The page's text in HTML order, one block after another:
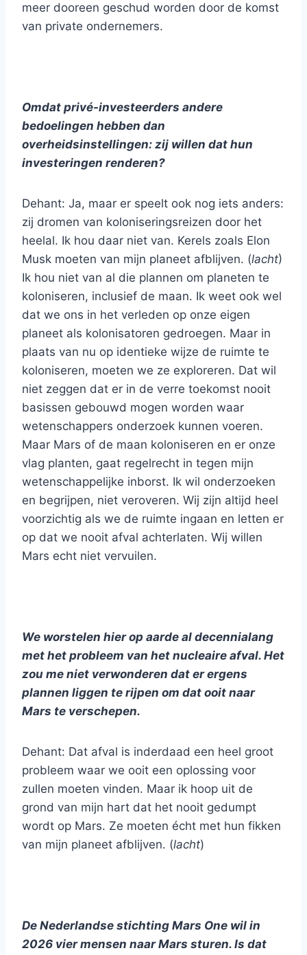
meer dooreen geschud worden door de komst
van private ondernemers.
Omdat privé-investeerders andere
bedoelingen hebben dan
overheidsinstellingen: zij willen dat hun
investeringen renderen?
Dehant: Ja, maar er speelt ook nog iets anders:
zij dromen van koloniseringsreizen door het
heelal. Ik hou daar niet van. Kerels zoals Elon
Musk moeten van mijn planeet afblijven. (lacht)
Ik hou niet van al die plannen om planeten te
koloniseren, inclusief de maan. Ik weet ook wel
dat we ons in het verleden op onze eigen
planeet als kolonisatoren gedroegen. Maar in
plaats van nu op identieke wijze de ruimte te
koloniseren, moeten we ze exploreren. Dat wil
niet zeggen dat er in de verre toekomst nooit
basissen gebouwd mogen worden waar
wetenschappers onderzoek kunnen voeren.
Maar Mars of de maan koloniseren en er onze
vlag planten, gaat regelrecht in tegen mijn
wetenschappelijke inborst. Ik wil onderzoeken
en begrijpen, niet veroveren. Wij zijn altijd heel
voorzichtig als we de ruimte ingaan en letten er
op dat we nooit afval achterlaten. Wij willen
Mars echt niet vervuilen.
We worstelen hier op aarde al decennialang
met het probleem van het nucleaire afval. Het
zou me niet verwonderen dat er ergens
plannen liggen te rijpen om dat ooit naar
Mars te verschepen.
Dehant: Dat afval is inderdaad een heel groot
probleem waar we ooit een oplossing voor
zullen moeten vinden. Maar ik hoop uit de
grond van mijn hart dat het nooit gedumpt
wordt op Mars. Ze moeten écht met hun fikken
van mijn planeet afblijven. (lacht)
De Nederlandse stichting Mars One wil in
2026 vier mensen naar Mars sturen. Is dat